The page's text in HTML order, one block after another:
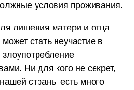
условия проживания.
лишения матери и отца
стать неучастие в
Ни для кого не секрет,
страны есть много